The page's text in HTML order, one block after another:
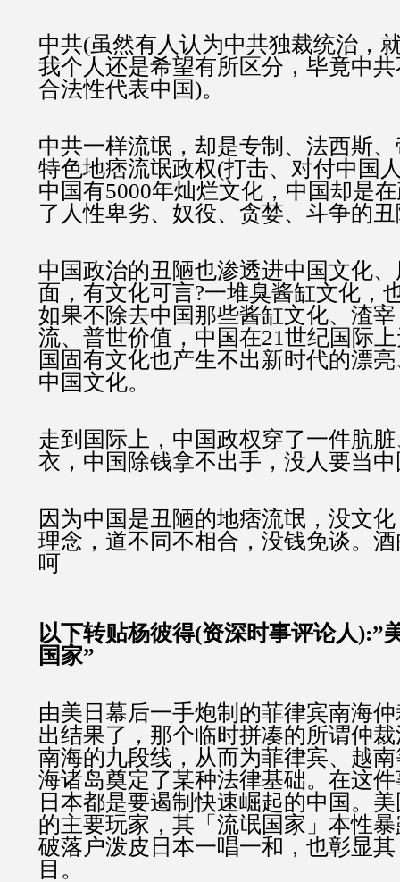
中共(虽然有人认为中共独裁统治，
我个人还是希望有所区分，毕竟中
合法性代表中国)。
中共一样流氓，却是专制、法西斯
特色地痞流氓政权(打击、对付中国
中国有5000年灿烂文化，中国却是
了人性卑劣、奴役、贪婪、斗争的
中国政治的丑陋也渗透进中国文化
面，有文化可言?一堆臭酱缸文化，
如果不除去中国那些酱缸文化、渣
流、普世价值，中国在21世纪国际
国固有文化也产生不出新时代的漂
中国文化。
走到国际上，中国政权穿了一件肮
衣，中国除钱拿不出手，没人要当
因为中国是丑陋的地痞流氓，没文
理念，道不同不相合，没钱免谈。
呵
以下转贴杨彼得(资深时事评论人):”
国家”
由美日幕后一手炮制的菲律宾南海
出结果了，那个临时拼凑的所谓仲
南海的九段线，从而为菲律宾、越
海诸岛奠定了某种法律基础。在这
日本都是要遏制快速崛起的中国。
的主要玩家，其「流氓国家」本性
破落户泼皮日本一唱一和，也彰显
目。